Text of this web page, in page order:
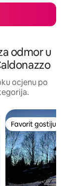
odmor u
ocjenu po
Favorit gostiju
Favorit gostiju